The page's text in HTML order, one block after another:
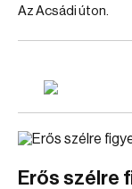
Az Acsádi úton.
Erős szélre